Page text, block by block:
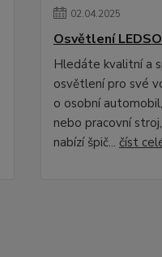
02.04.2025
Osvětlení
Hledáte kvalitní a
osvětlení pro své
o osobní
nebo pracovní
nabízí špič... číst